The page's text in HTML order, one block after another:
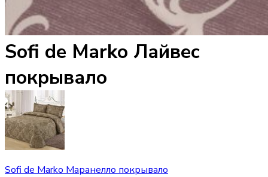
Sofi de Marko Лайвес
покрывало
Sofi de Marko Маранелло покрывало